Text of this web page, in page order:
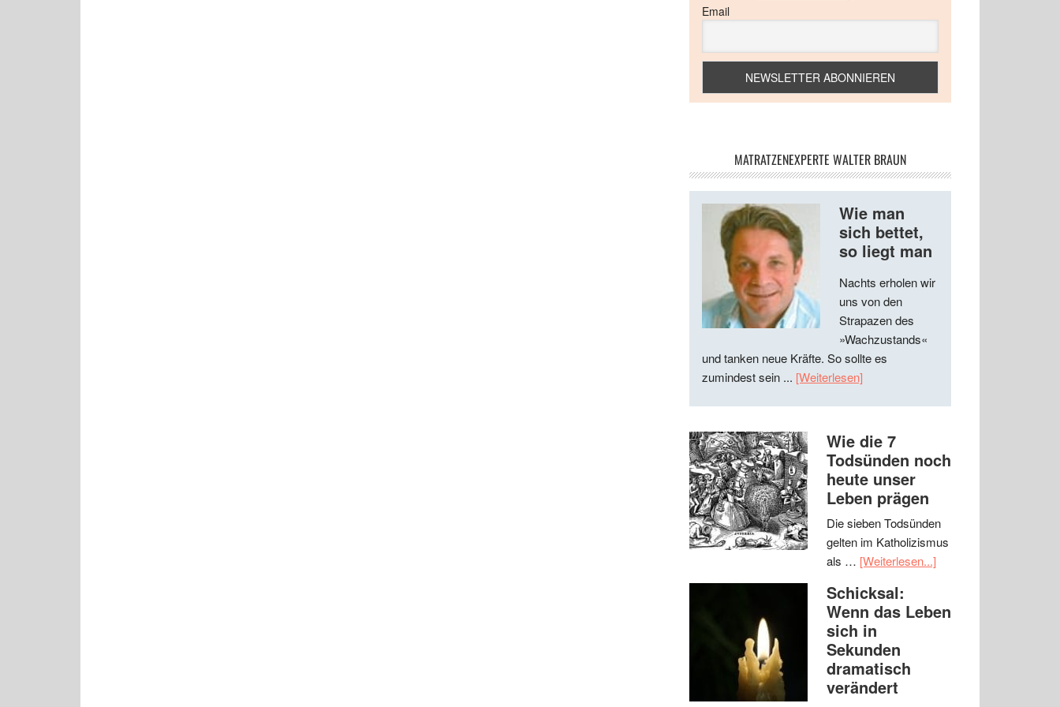
Email
MATRATZENEXPERTE WALTER BRAUN
Wie man
sich bettet,
so liegt man
Nachts erholen wir
uns von den
Strapazen des
»Wachzustands«
und tanken neue Kräfte. So sollte es
zumindest sein ... [Weiterlesen]
Wie die 7
Todsünden noch
heute unser
Leben prägen
Die sieben Todsünden
gelten im Katholizismus
als … [Weiterlesen...]
Schicksal:
Wenn das Leben
sich in
Sekunden
dramatisch
verändert